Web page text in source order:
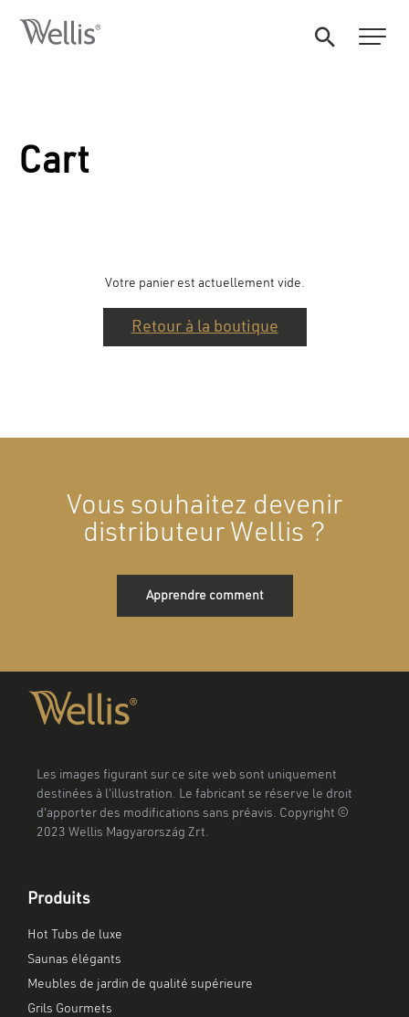
Cart
Votre panier est actuellement vide.
Retour à la boutique
Vous souhaitez devenir
distributeur Wellis ?
Apprendre comment
Les images figurant sur ce site web sont uniquement
destinées à l'illustration. Le fabricant se réserve le droit
d'apporter des modifications sans préavis. Copyright ©
2023 Wellis Magyarország Zrt.
Produits
Hot Tubs de luxe
Saunas élégants
Meubles de jardin de qualité supérieure
Grils Gourmets